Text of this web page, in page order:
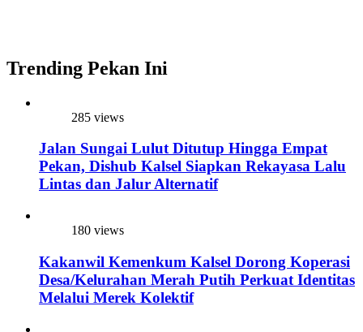
Trending Pekan Ini
285 views
Jalan Sungai Lulut Ditutup Hingga Empat
Pekan, Dishub Kalsel Siapkan Rekayasa Lalu
Lintas dan Jalur Alternatif
180 views
Kakanwil Kemenkum Kalsel Dorong Koperasi
Desa/Kelurahan Merah Putih Perkuat Identitas
Melalui Merek Kolektif